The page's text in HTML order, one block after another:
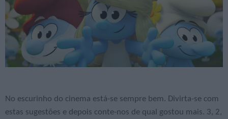
No escurinho do cinema está-se sempre bem. Divirta-se com
estas sugestões e depois conte-nos de qual gostou mais. 3, 2,